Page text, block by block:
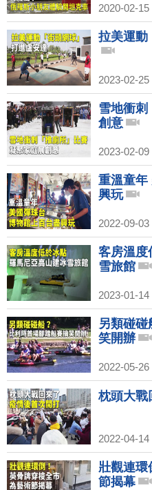
2020-02-
拉美運動
2023-02-
雪地衝刺
創意
2023-02-
重溫童年
興玩
2022-09-
客房溫度
雪旅館
2023-01-
另類碰
笑開辦
2022-05-26
枕頭大戰
2022-04-
壯觀連環
節揭幕